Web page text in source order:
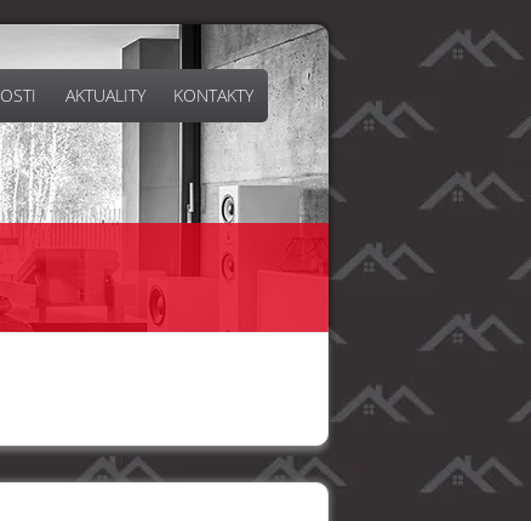
AKTUALITY KONTAKTY